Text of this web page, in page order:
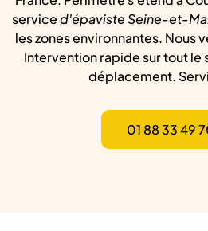
serviced'épaviste Seine-et-
les zones environnantes. Nous
Intervention rapide sur tout le
déplacement.
01 88 33 49